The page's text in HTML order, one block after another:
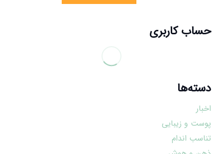
حساب کاربری
دسته‌ها
اخبار
پوست و زیبایی
تناسب اندام